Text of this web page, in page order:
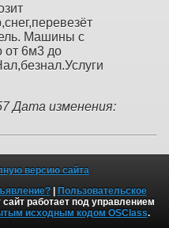
Машины с
от 6м3 до
Дата изменения:
версию сайта
| Пользовательское
сайт работает под управлением
исходным кодом OSClass.